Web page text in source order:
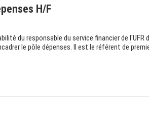
H/F
du responsable du service financier de l'UFR
le pôle dépenses. Il est le référent de